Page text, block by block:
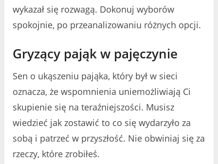
wykazał się rozwagą. Dokonuj wyborów
spokojnie, po przeanalizowaniu różnych opcji.
Gryzący pająk w pajęczynie
Sen o ukąszeniu pająka, który był w sieci
oznacza, że wspomnienia uniemożliwiają Ci
skupienie się na teraźniejszości. Musisz
wiedzieć jak zostawić to co się wydarzyło za
sobą i patrzeć w przyszłość. Nie obwiniaj się za
rzeczy, które zrobiłeś.